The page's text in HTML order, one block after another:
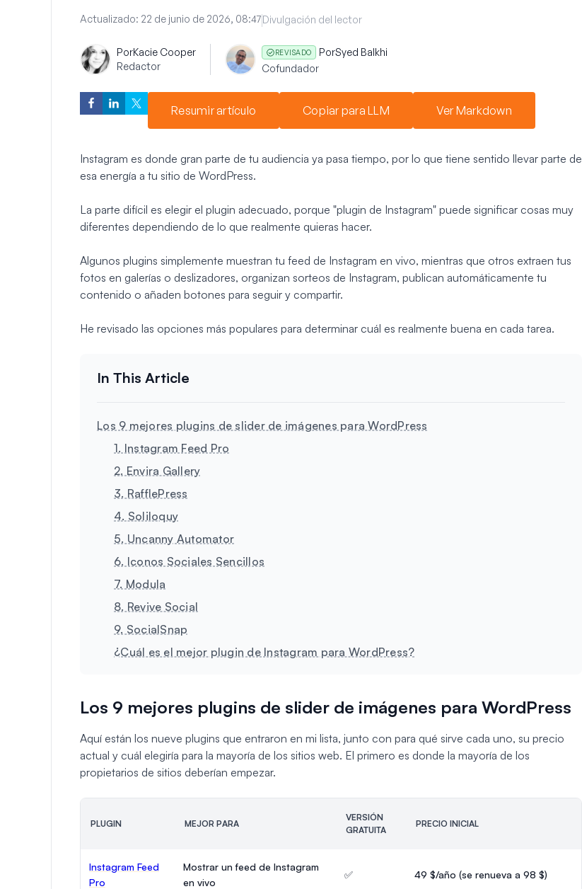
Actualizado: 22 de junio de 2026, 08:47Divulgación del lector
PorKacie Cooper
Redactor
REVISADO PorSyed Balkhi
Cofundador
Resumir artículo Copiar para LLM Ver Markdown
Instagram es donde gran parte de tu audiencia ya pasa tiempo, por lo que tiene sentido llevar parte de
esa energía a tu sitio de WordPress.
La parte difícil es elegir el plugin adecuado, porque "plugin de Instagram" puede significar cosas muy
diferentes dependiendo de lo que realmente quieras hacer.
Algunos plugins simplemente muestran tu feed de Instagram en vivo, mientras que otros extraen tus
fotos en galerías o deslizadores, organizan sorteos de Instagram, publican automáticamente tu
contenido o añaden botones para seguir y compartir.
He revisado las opciones más populares para determinar cuál es realmente buena en cada tarea.
Los 9 mejores plugins de slider de imágenes para WordPress
1. Instagram Feed Pro
2. Envira Gallery
3. RafflePress
4. Soliloquy
5. Uncanny Automator
6. Iconos Sociales Sencillos
7. Modula
8. Revive Social
9. SocialSnap
¿Cuál es el mejor plugin de Instagram para WordPress?
Los 9 mejores plugins de slider de imágenes para WordPress
Aquí están los nueve plugins que entraron en mi lista, junto con para qué sirve cada uno, su precio
actual y cuál elegiría para la mayoría de los sitios web. El primero es donde la mayoría de los
propietarios de sitios deberían empezar.
PLUGIN MEJOR PARA
VERSIÓN
GRATUITA
PRECIO INICIAL
Instagram Feed
Pro
Mostrar un feed de Instagram
en vivo
✅ 49 $/año (se renueva a 98 $)